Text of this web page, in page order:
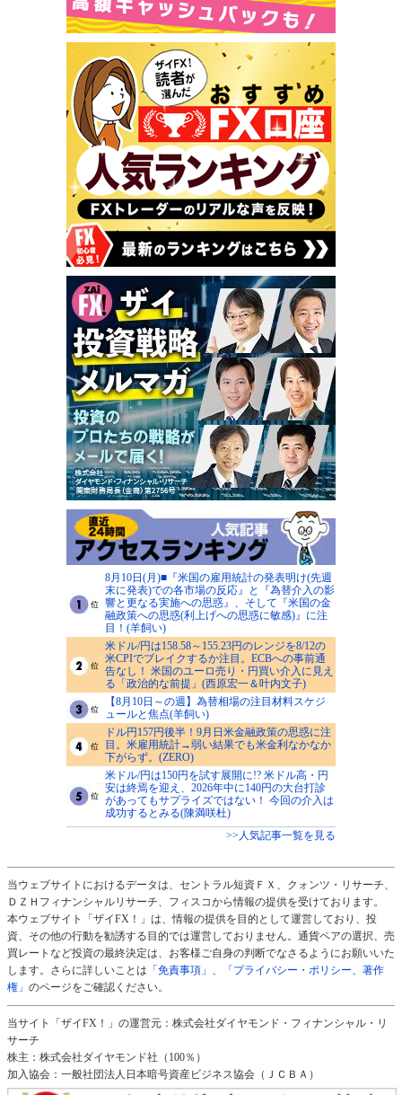
8月10日(月)■『米国の雇用統計の発表明け(先週
末に発表)での各市場の反応』と『為替介入の影
響と更なる実施への思惑』、そして『米国の金
融政策への思惑(利上げへの思惑に敏感)』に注
目！(羊飼い)
米ドル/円は158.58～155.23円のレンジを8/12の
米CPIでブレイクするか注目。ECBへの事前通
告なし！ 米国のユーロ売り・円買い介入に見え
る「政治的な前提」(西原宏一＆叶内文子)
【8月10日～の週】為替相場の注目材料スケジ
ュールと焦点(羊飼い)
ドル円157円後半！9月日米金融政策の思惑に注
目。米雇用統計→弱い結果でも米金利なかなか
下がらず。(ZERO)
米ドル/円は150円を試す展開に!? 米ドル高・円
安は終焉を迎え、2026年中に140円の大台打診
があってもサプライズではない！ 今回の介入は
成功するとみる(陳満咲杜)
>>人気記事一覧を見る
当ウェブサイトにおけるデータは、セントラル短資ＦＸ、クォンツ・リサーチ、
ＤＺＨフィナンシャルリサーチ、フィスコから情報の提供を受けております。
本ウェブサイト「ザイFX！」は、情報の提供を目的として運営しており、投
資、その他の行動を勧誘する目的では運営しておりません。通貨ペアの選択、売
買レートなど投資の最終決定は、お客様ご自身の判断でなさるようにお願いいた
します。さらに詳しいことは 「免責事項」 、
「プライバシー・ポリシー、著作
権」 のページをご確認ください。
当サイト「ザイFX！」の運営元：株式会社ダイヤモンド・フィナンシャル・リ
サーチ
株主：株式会社ダイヤモンド社（100％）
加入協会：一般社団法人日本暗号資産ビジネス協会（ＪＣＢＡ）